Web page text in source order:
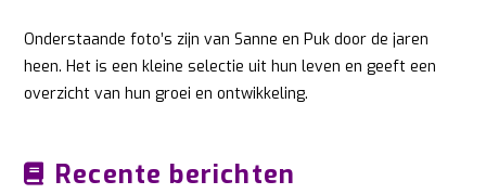
Onderstaande foto’s zijn van Sanne en Puk door de jaren
heen. Het is een kleine selectie uit hun leven en geeft een
overzicht van hun groei en ontwikkeling.
Recente berichten